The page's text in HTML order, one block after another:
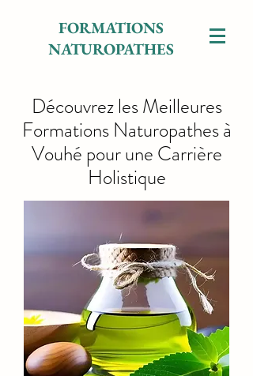
FORMATIONS
NATUROPATHES
Découvrez les Meilleures
Formations Naturopathes à
Vouhé pour une Carrière
Holistique